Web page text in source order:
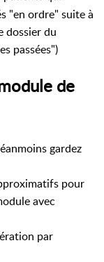
"en ordre" suite à
dossier du
passées")
de
gardez
pour
avec
par